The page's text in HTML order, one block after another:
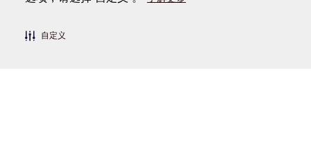
自定义
迪拜的购物优惠